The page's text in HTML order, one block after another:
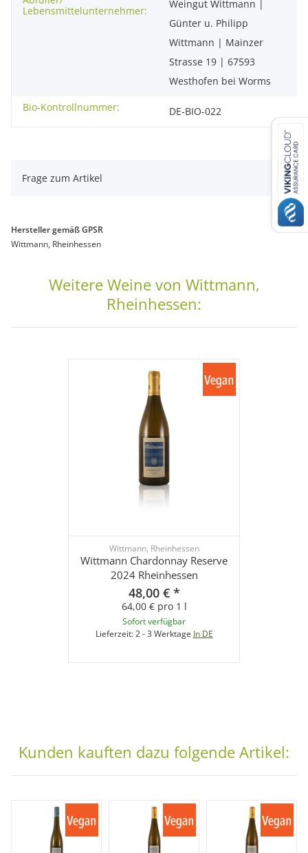
Lebensmittelunternehmer:
Weingut Wittmann |
Günter u. Philipp
Wittmann | Mainzer
Strasse 19 | 67593
Westhofen bei Worms
Bio-Kontrollnummer:
DE-BIO-022
Frage zum Artikel
Hersteller gemäß GPSR
Wittmann, Rheinhessen
Weitere Weine von Wittmann,
Rheinhessen:
Wittmann, Rheinhessen
Wittmann Chardonnay Reserve
2024 Rheinhessen
48,00 € *
64,00 € pro 1 l
Sofort verfügbar
Lieferzeit:2 - 3 Werktage In DE
Kunden kauften dazu folgende Artikel: